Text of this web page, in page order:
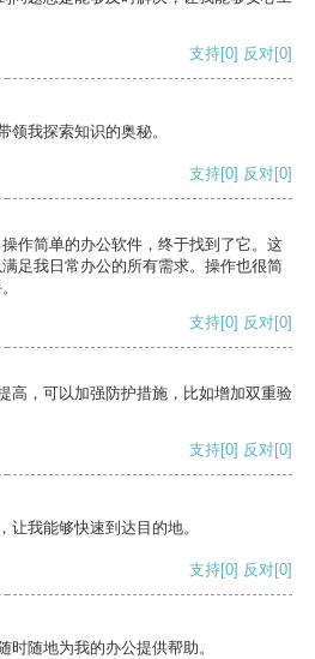
支持[0] 反对[0]
领我探索知识的奥秘。
支持[0] 反对[0]
作简单的办公软件，终于找到了它。这
足我日常办公的所有需求。操作也很简
支持[0] 反对[0]
高，可以加强防护措施，比如增加双重验
支持[0] 反对[0]
让我能够快速到达目的地。
支持[0] 反对[0]
时随地为我的办公提供帮助。